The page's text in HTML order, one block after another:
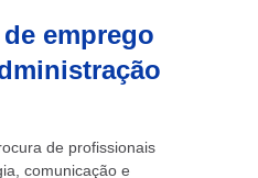
emprego
de profissionais
comunicação e